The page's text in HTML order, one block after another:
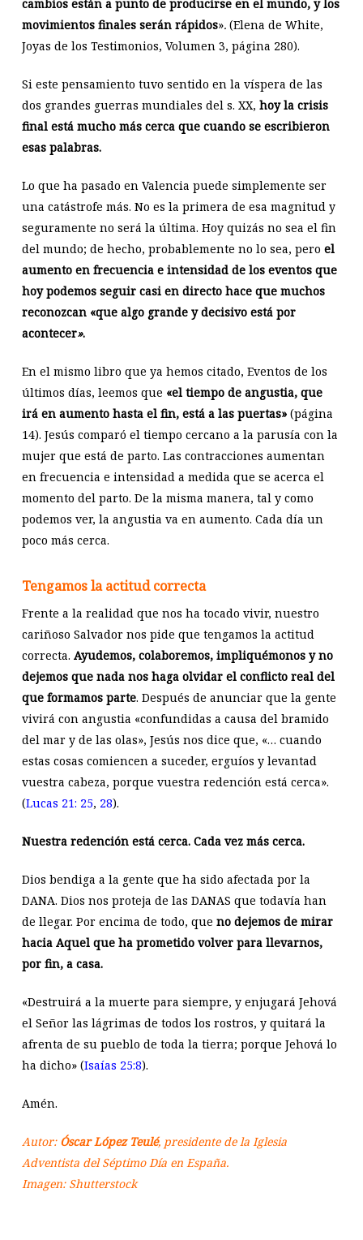
cambios están a punto de producirse en el mundo, y los
movimientos finales serán rápidos».(Elena de White,
Joyas de los Testimonios, Volumen 3, página 280).
Si este pensamiento tuvo sentido en la víspera de las
dos grandes guerras mundiales del s. XX, hoy la crisis
final está mucho más cerca que cuando se escribieron
esas palabras.
Lo que ha pasado en Valencia puede simplemente ser
una catástrofe más. No es la primera de esa magnitud y
seguramente no será la última. Hoy quizás no sea el fin
del mundo; de hecho, probablemente no lo sea, pero el
aumento en frecuencia e intensidad de los eventos que
hoy podemos seguir casi en directo hace que muchos
reconozcan «que algo grande y decisivo está por
acontecer».
En el mismo libro que ya hemos citado, Eventos de los
últimos días, leemos que «el tiempo de angustia, que
irá en aumento hasta el fin, está a las puertas»(página
14). Jesús comparó el tiempo cercano a la parusía con la
mujer que está de parto. Las contracciones aumentan
en frecuencia e intensidad a medida que se acerca el
momento del parto. De la misma manera, tal y como
podemos ver, la angustia va en aumento. Cada día un
poco más cerca.
Tengamos la actitud correcta
Frente a la realidad que nos ha tocado vivir, nuestro
cariñoso Salvador nos pide que tengamos la actitud
correcta. Ayudemos, colaboremos, impliquémonos y no
dejemos que nada nos haga olvidar el conflicto real del
que formamos parte. Después de anunciar que la gente
vivirá con angustia «confundidas a causa del bramido
del mar y de las olas», Jesús nos dice que, «… cuando
estas cosas comiencen a suceder, erguíos y levantad
vuestra cabeza, porque vuestra redención está cerca».
(Lucas 21: 25, 28).
Nuestra redención está cerca. Cada vez más cerca.
Dios bendiga a la gente que ha sido afectada por la
DANA. Dios nos proteja de las DANAS que todavía han
de llegar. Por encima de todo, que no dejemos de mirar
hacia Aquel que ha prometido volver para llevarnos,
por fin, a casa.
«Destruirá a la muerte para siempre, y enjugará Jehová
el Señor las lágrimas de todos los rostros, y quitará la
afrenta de su pueblo de toda la tierra; porque Jehová lo
ha dicho» (Isaías 25:8).
Amén.
Autor: Óscar López Teulé, presidente de la Iglesia
Adventista del Séptimo Día en España.
Imagen: Shutterstock